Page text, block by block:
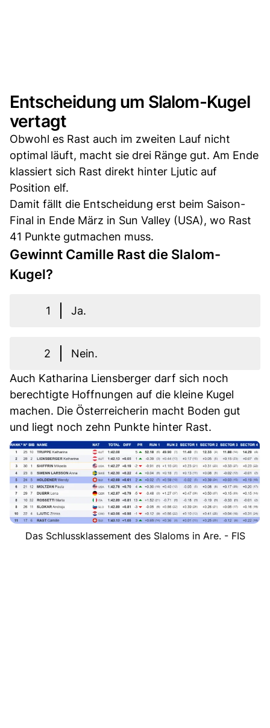
Entscheidung um Slalom-Kugel
vertagt
Obwohl es Rast auch im zweiten Lauf nicht
optimal läuft, macht sie drei Ränge gut. Am Ende
klassiert sich Rast direkt hinter Ljutic auf
Position elf.
Damit fällt die Entscheidung erst beim Saison-
Final in Ende März in Sun Valley (USA), wo Rast
41 Punkte gutmachen muss.
Gewinnt Camille Rast die Slalom-
Kugel?
1 Ja.
2
Nein.
Auch Katharina Liensberger darf sich noch
berechtigte Hoffnungen auf die kleine Kugel
machen. Die Österreicherin macht Boden gut
und liegt noch zehn Punkte hinter Rast.
Das Schlussklassement des Slaloms in Are. - FIS